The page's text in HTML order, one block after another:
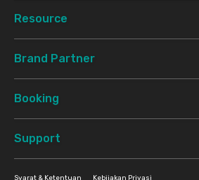
Resource
Brand Partner
Booking
Support
Syarat & Ketentuan Kebijakan Privasi